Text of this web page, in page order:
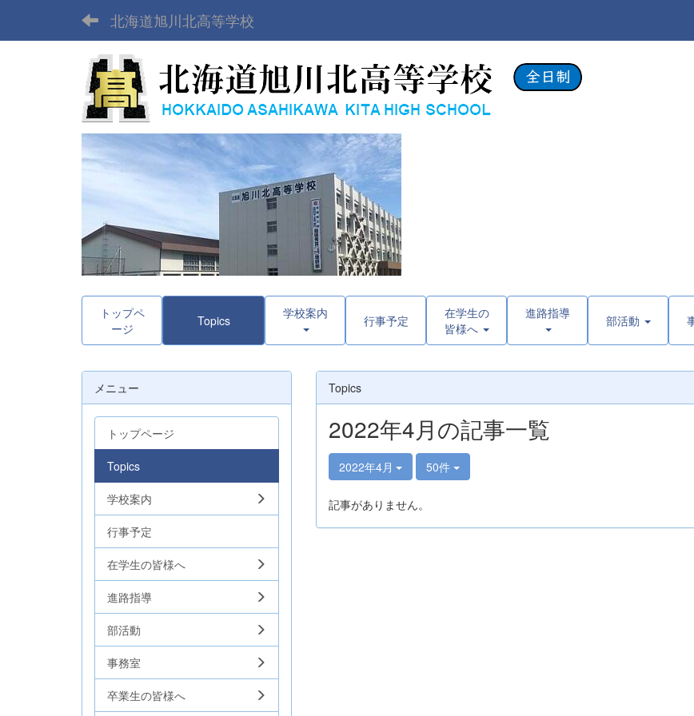
北海道旭川北高等学校
トップペ
ージ
Topics 学校案内 行事予定
在学生の
皆様へ
進路指導 部活動
Topics
2022年4月の記事一覧
2022年4月 50件
記事がありません。
メニュー
トップページ
Topics
学校案内
行事予定
在学生の皆様へ
進路指導
部活動
事務室
卒業生の皆様へ